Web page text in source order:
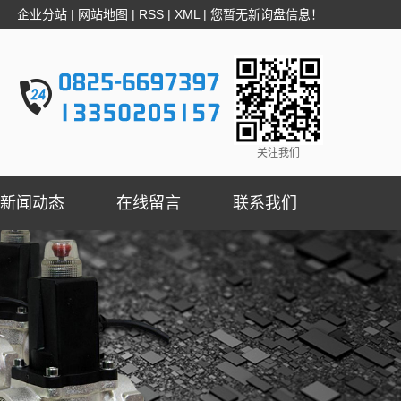
企业分站 | 网站地图 | RSS | XML | 您暂无新询盘信息！
关注我们
新闻动态
公司新闻
行业新闻
技术知识
气切断阀资讯
疑问解答
在线留言 联系我们